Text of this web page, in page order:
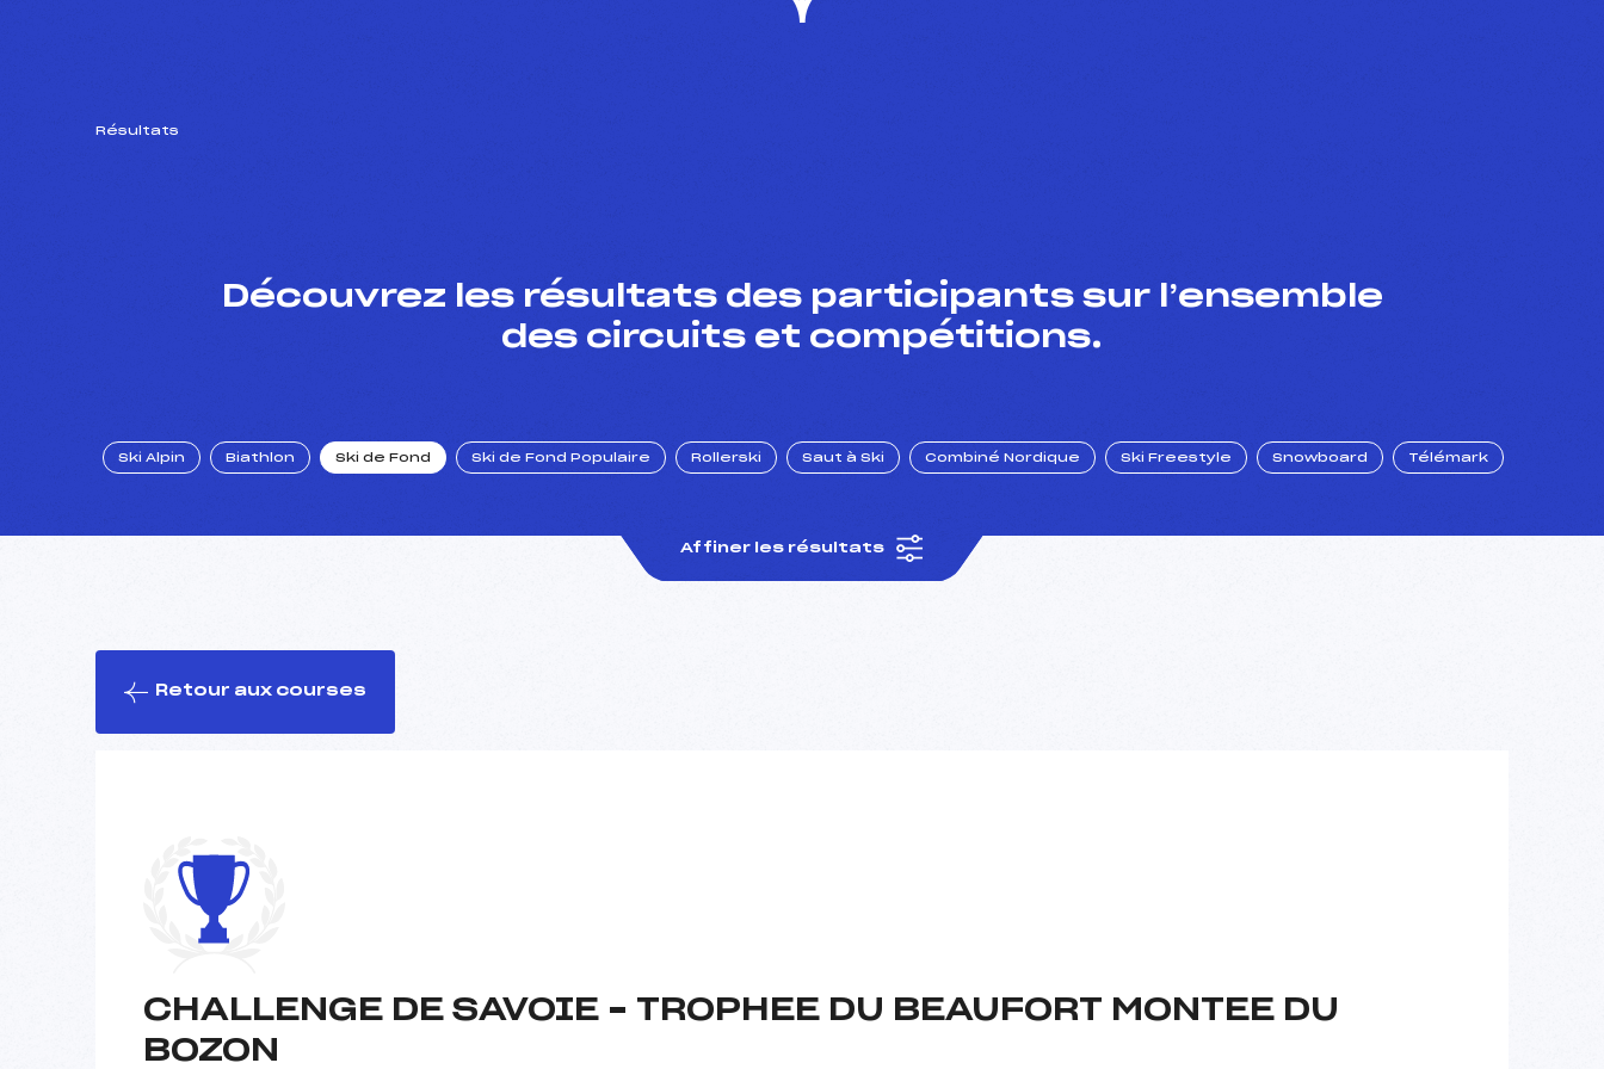
Résultats
Découvrez les résultats des participants sur l’ensemble
des circuits et compétitions.
Ski Alpin Biathlon Ski de Fond Ski de Fond Populaire Rollerski Saut à Ski Combiné Nordique Ski Freestyle Snowboard Télémark
Affiner les résultats
Retour aux courses
CHALLENGE DE SAVOIE – TROPHEE DU BEAUFORT MONTEE DU
BOZON